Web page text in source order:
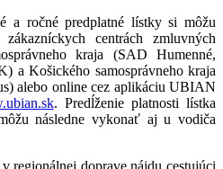
a ročné predplatné lístky si môžu
centrách zmluvných
kraja (SAD Humenné,
a Košického samosprávneho kraja
alebo online cez aplikáciu UBIAN
. Predĺženie platnosti lístka
následne vykonať aj u vodiča
regionálnej doprave nájdu cestujúci